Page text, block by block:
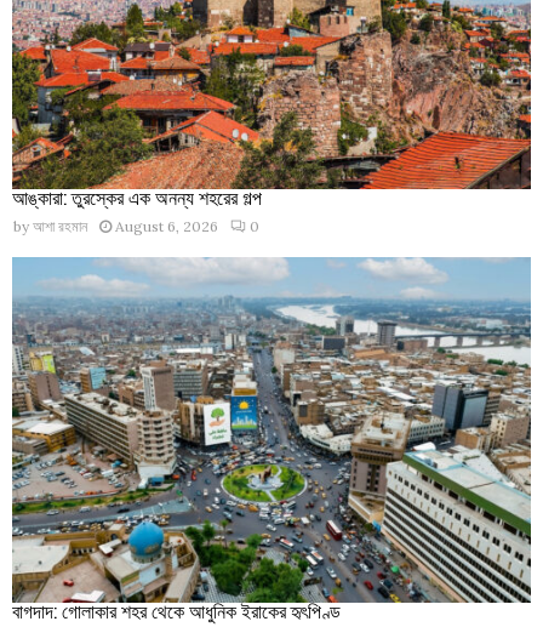
আঙ্কারা: তুরস্কের এক অনন্য শহরের গল্প
by আশা রহমান August 6, 2026 0
বাগদাদ: গোলাকার শহর থেকে আধুনিক ইরাকের হৃৎপিণ্ড